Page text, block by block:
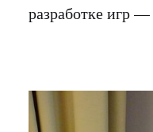
разработке игр